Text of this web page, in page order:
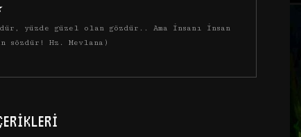
yüzde güzel olan gözdür.. Ama insanı insan
sözdür! Hz. Mevlana)